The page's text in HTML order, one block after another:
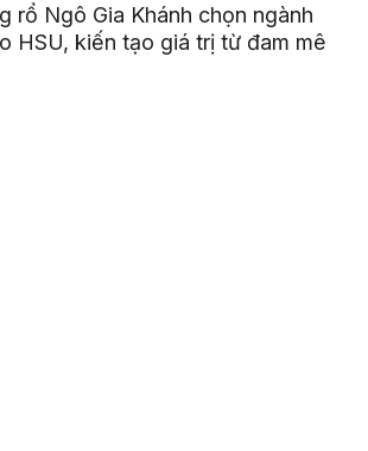
rổ Ngô Gia Khánh chọn ngành
HSU, kiến tạo giá trị từ đam mê